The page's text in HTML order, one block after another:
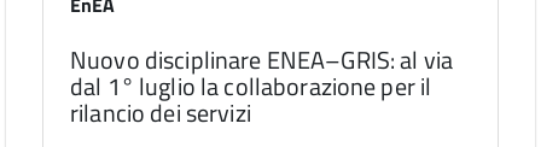
Nuovo disciplinare ENEA–GRIS: al via
dal 1° luglio la collaborazione per il
rilancio dei servizi